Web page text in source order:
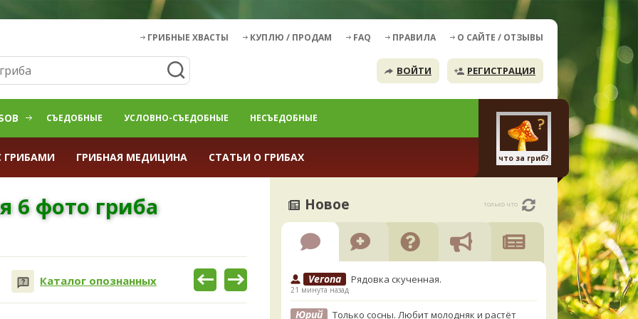
ГРИБНЫЕ ХВАСТЫ КУПЛЮ / ПРОДАМ FAQ ПРАВИЛА О САЙТЕ / ОТЗЫВЫ
ВОЙТИ РЕГИСТРАЦИЯ
СЪЕДОБНЫЕ УСЛОВНО-СЪЕДОБНЫЕ НЕСЪЕДОБНЫЕ
ГРИБАМИ ГРИБНАЯ МЕДИЦИНА СТАТЬИ О ГРИБАХ что за гриб?
6 фото гриба
Каталог опознанных
Новое только что
Verona Рядовка скученная.
21 минута назад
Юрий
Только сосны. Любит молодняк и растёт